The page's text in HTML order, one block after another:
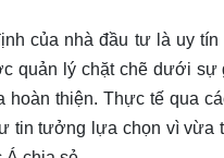
của nhà đầu tư là uy
quản lý chặt chẽ dưới sự
thiện. Thực tế qua
tin tưởng lựa chọn vì